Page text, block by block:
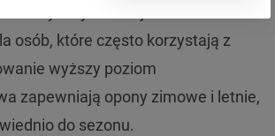
osób, które często korzystają z
wyższy poziom
zapewniają opony zimowe i letnie,
do sezonu.